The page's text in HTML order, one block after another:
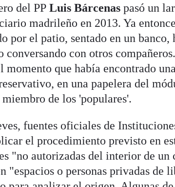
del PP Luis Bárcenas pasó un
madrileño en 2013. Ya
por el patio, sentado en un
conversando con otros
momento que había encontrado
en una papelera del
de los 'populares'.
fuentes oficiales de
el procedimiento previsto en
"no autorizadas del interior de
"espacios o personas privadas